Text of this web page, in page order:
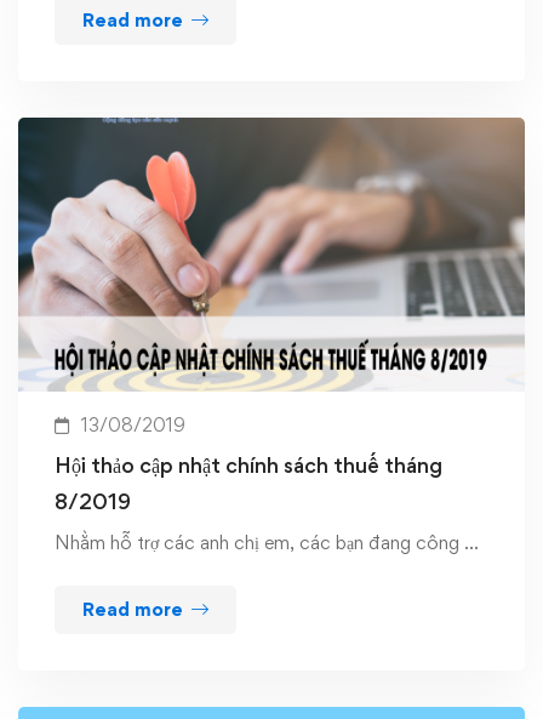
Read more
13/08/2019
Hội thảo cập nhật chính sách thuế tháng
8/2019
Nhằm hỗ trợ các anh chị em, các bạn đang công …
Read more